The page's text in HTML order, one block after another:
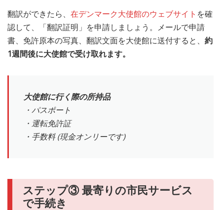
翻訳ができたら、 在デンマーク大使館のウェブサイト を確
認して、「翻訳証明」を申請しましょう。メールで申請
書、免許原本の写真、翻訳文面を大使館に送付すると、 約
1週間後に大使館で受け取れます。
大使館に行く際の所持品
・パスポート
・運転免許証
・手数料 (現金オンリーです)
ステップ③ 最寄りの市民サービス
で手続き